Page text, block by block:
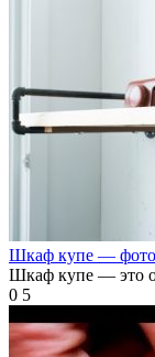
Шкаф купе — фото
Шкаф купе — это
0 5